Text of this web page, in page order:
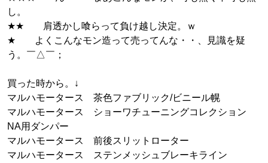
し。
★★ 肩透かし喰らって負け越し決定。ｗ
★ よくこんなモン造って売ってんな・・、見識を疑
う。￣△￣；
買った時から。↓
マルハモータース 茶色ファブリック/ビニール幌
マルハモータース ショーワチューニングコレクション
NA用ダンパー
マルハモータース 前後スリットローター
マルハモータース ステンメッシュブレーキライン